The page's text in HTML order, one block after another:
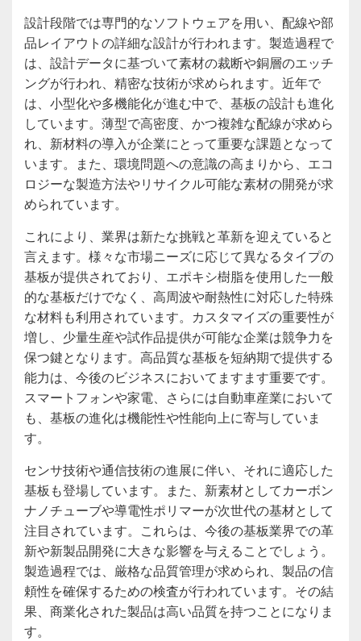
設計段階では専門的なソフトウェアを用い、配線や部
品レイアウトの詳細な設計が行われます。製造過程で
は、設計データに基づいて素材の裁断や銅層のエッチ
ングが行われ、精密な技術が求められます。近年で
は、小型化や多機能化が進む中で、基板の設計も進化
しています。薄型で高密度、かつ複雑な配線が求めら
れ、新材料の導入が企業にとって重要な課題となって
います。また、環境問題への意識の高まりから、エコ
ロジーな製造方法やリサイクル可能な素材の開発が求
められています。
これにより、業界は新たな挑戦と革新を迎えていると
言えます。様々な市場ニーズに応じて異なるタイプの
基板が提供されており、エポキシ樹脂を使用した一般
的な基板だけでなく、高周波や耐熱性に対応した特殊
な材料も利用されています。カスタマイズの重要性が
増し、少量生産や試作品提供が可能な企業は競争力を
保つ鍵となります。高品質な基板を短納期で提供する
能力は、今後のビジネスにおいてますます重要です。
スマートフォンや家電、さらには自動車産業において
も、基板の進化は機能性や性能向上に寄与していま
す。
センサ技術や通信技術の進展に伴い、それに適応した
基板も登場しています。また、新素材としてカーボン
ナノチューブや導電性ポリマーが次世代の基材として
注目されています。これらは、今後の基板業界での革
新や新製品開発に大きな影響を与えることでしょう。
製造過程では、厳格な品質管理が求められ、製品の信
頼性を確保するための検査が行われています。その結
果、商業化された製品は高い品質を持つことになりま
す。